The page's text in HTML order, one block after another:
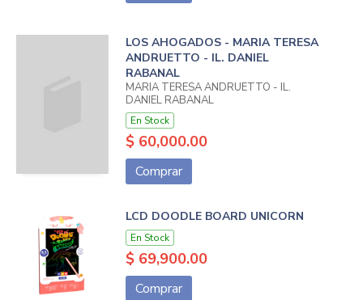
LOS AHOGADOS - MARIA TERESA
ANDRUETTO - IL. DANIEL
RABANAL
MARIA TERESA ANDRUETTO - IL.
DANIEL RABANAL
En Stock
$ 60,000.00
Comprar
LCD DOODLE BOARD UNICORN
En Stock
$ 69,900.00
Comprar